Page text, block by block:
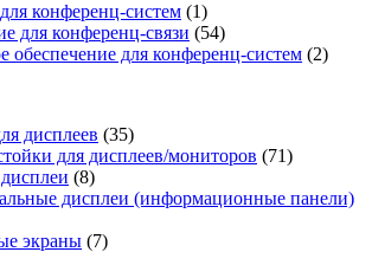
конференц-систем (1)
для конференц-связи (54)
обеспечение для конференц-систем (2)
дисплеев (35)
для дисплеев/мониторов (71)
(8)
дисплеи (информационные панели)
экраны (7)